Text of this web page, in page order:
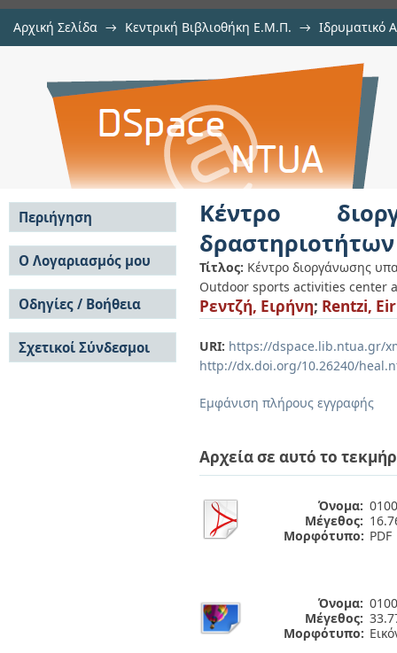
Αρχική Σελίδα → Κεντρική Βιβλιοθήκη Ε.Μ.Π. → Ιδρυματικό
Κέντρο διοργάνωσης
Σπερχειάδα Φθιώτιδας
Κέντρο
Τίτλος: Κέντρο διοργάνωσης
Outdoor sports activities center
Ρεντζή, Ειρήνη; Rentzi,
URI: https://dspace.lib.ntua.gr/
http://dx.doi.org/10.26240/
Εμφάνιση πλήρους εγγραφής
Αρχεία σε αυτό το
Όνομα:
Μέγεθος:
Μορφότυπο: PDF
Όνομα:
Μέγεθος:
Μορφότυπο:
Περιήγηση
Σε όλο το DSpace
Κοινότητες & Συλλογές
Ανά Ημερομηνία
Έκδοσης
Συγγραφείς
Τίτλοι
Θέματα
Ο Λογαριασμός μου
Σύνδεση
Εγγραφή
Οδηγίες / Βοήθεια
Οδηγίες Υποβολής
Οδηγίες Χρήσης ΙΑ
Συχνές Ερωτήσεις
Σχετικοί Σύνδεσμοι